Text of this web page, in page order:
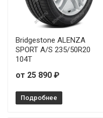
Bridgestone ALENZA
SPORT A/S 235/50R20
104T
от 25 890 ₽
Подробнее